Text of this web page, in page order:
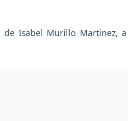
de Isabel Murillo Martinez,